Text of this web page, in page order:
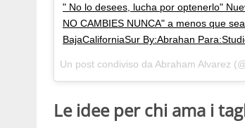
" No lo desees, lucha por optenerlo"
NO CAMBIES NUNCA" a menos que
BajaCaliforniaSur By:Abrahan
Un post condiviso da Abraham Alvarez
Le idee per chi ama i